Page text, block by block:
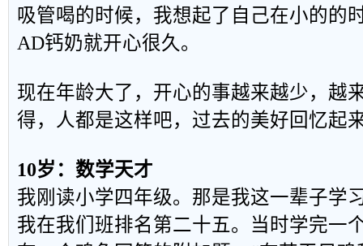
吸管喝的时候，我想起了自己在小的的
AD钙奶就开心很久。
现在年龄大了，开心的事越来越少，越
得，人都是这样吧，过去的美好回忆起
10岁：数学天才
我刚读小学四年级。那是我这一辈子学
我在我们班排名第二十五。当时学完一